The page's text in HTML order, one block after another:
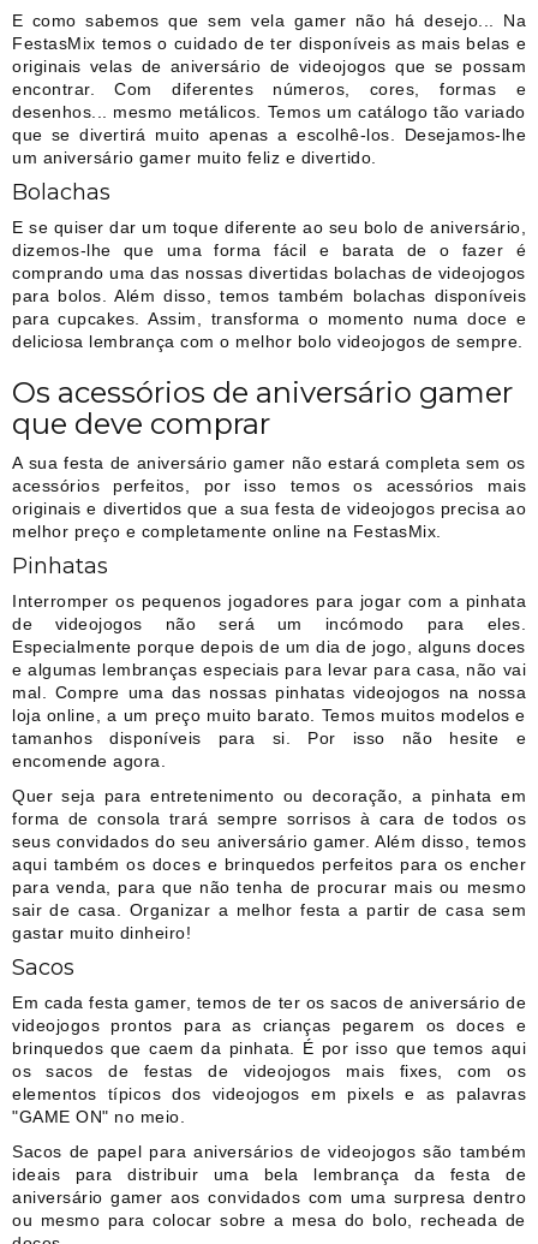
E como sabemos que sem vela gamer não há desejo... Na
FestasMix temos o cuidado de ter disponíveis as mais belas e
originais velas de aniversário de videojogos que se possam
encontrar. Com diferentes números, cores, formas e
desenhos... mesmo metálicos. Temos um catálogo tão variado
que se divertirá muito apenas a escolhê-los. Desejamos-lhe
um aniversário gamer muito feliz e divertido.
Bolachas
E se quiser dar um toque diferente ao seu bolo de aniversário,
dizemos-lhe que uma forma fácil e barata de o fazer é
comprando uma das nossas divertidas bolachas de videojogos
para bolos. Além disso, temos também bolachas disponíveis
para cupcakes. Assim, transforma o momento numa doce e
deliciosa lembrança com o melhor bolo videojogos de sempre.
Os acessórios de aniversário gamer
que deve comprar
A sua festa de aniversário gamer não estará completa sem os
acessórios perfeitos, por isso temos os acessórios mais
originais e divertidos que a sua festa de videojogos precisa ao
melhor preço e completamente online na FestasMix.
Pinhatas
Interromper os pequenos jogadores para jogar com a pinhata
de videojogos não será um incómodo para eles.
Especialmente porque depois de um dia de jogo, alguns doces
e algumas lembranças especiais para levar para casa, não vai
mal. Compre uma das nossas pinhatas videojogos na nossa
loja online, a um preço muito barato. Temos muitos modelos e
tamanhos disponíveis para si. Por isso não hesite e
encomende agora.
Quer seja para entretenimento ou decoração, a pinhata em
forma de consola trará sempre sorrisos à cara de todos os
seus convidados do seu aniversário gamer. Além disso, temos
aqui também os doces e brinquedos perfeitos para os encher
para venda, para que não tenha de procurar mais ou mesmo
sair de casa. Organizar a melhor festa a partir de casa sem
gastar muito dinheiro!
Sacos
Em cada festa gamer, temos de ter os sacos de aniversário de
videojogos prontos para as crianças pegarem os doces e
brinquedos que caem da pinhata. É por isso que temos aqui
os sacos de festas de videojogos mais fixes, com os
elementos típicos dos videojogos em pixels e as palavras
"GAME ON" no meio.
Sacos de papel para aniversários de videojogos são também
ideais para distribuir uma bela lembrança da festa de
aniversário gamer aos convidados com uma surpresa dentro
ou mesmo para colocar sobre a mesa do bolo, recheada de